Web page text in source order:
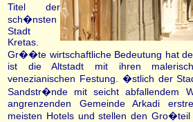
Titel der
sch�nsten
Stadt
Kretas.
Gr��te wirtschaftliche Bedeutung hat
ist die Altstadt mit ihren
venezianischen Festung. �stlich der
Sandstr�nde mit seicht abfallendem
angrenzenden Gemeinde Arkadi
meisten Hotels und stellen den